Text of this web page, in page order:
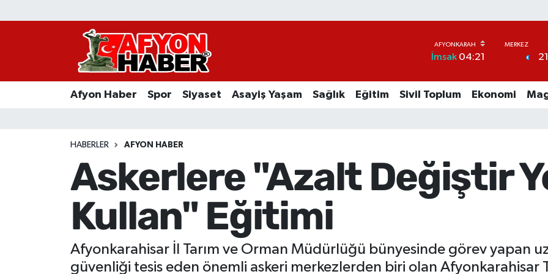
İmsak04:21 21
Afyon Haber Spor Siyaset Asayiş Yaşam Sağlık Eğitim Sivil Toplum Ekonomi
HABERLER AFYON HABER
Askerlere "Azalt Değiştir
Kullan" Eğitimi
Afyonkarahisar İl Tarım ve Orman Müdürlüğü bünyesinde görev yapan
güvenliği tesis eden önemli askeri merkezlerden biri olan Afyonkarahisar
Afyon Haber
Asayiş Yaşam
Ekonomi